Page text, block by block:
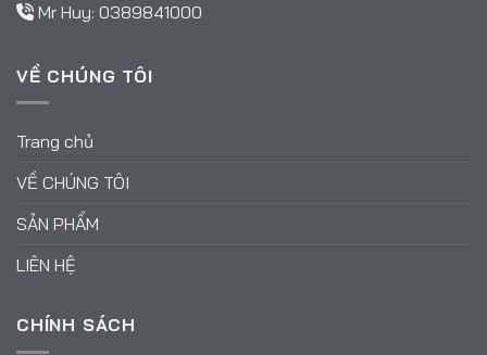
Mr Huy: 0389841000
VỀ CHÚNG TÔI
Trang chủ
VỀ CHÚNG TÔI
SẢN PHẨM
LIÊN HỆ
CHÍNH SÁCH